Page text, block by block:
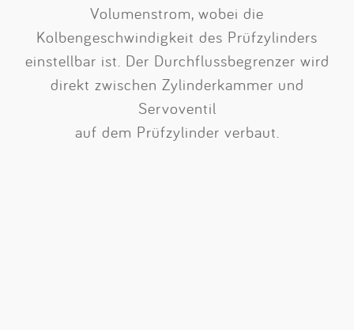
Volumenstrom, wobei die
Kolbengeschwindigkeit des Prüfzylinders
einstellbar ist. Der Durchflussbegrenzer wird
direkt zwischen Zylinderkammer und
Servoventil
auf dem Prüfzylinder verbaut.